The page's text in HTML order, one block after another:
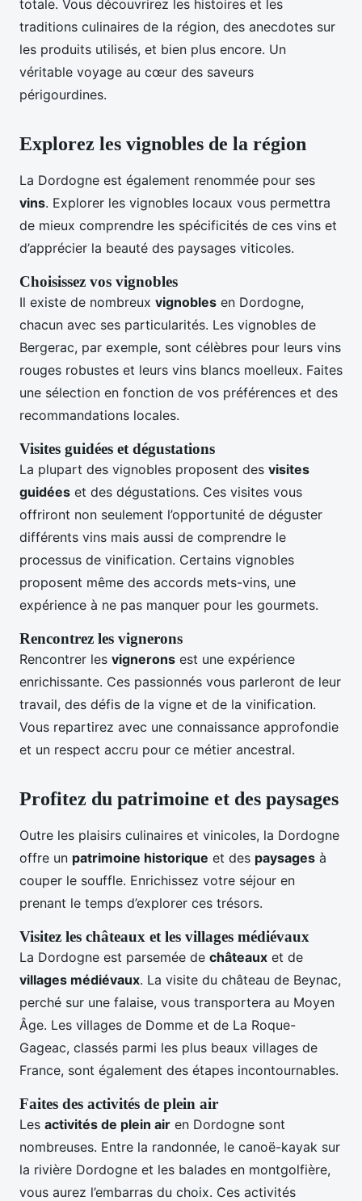
totale. Vous découvrirez les histoires et les
traditions culinaires de la région, des anecdotes sur
les produits utilisés, et bien plus encore. Un
véritable voyage au cœur des saveurs
périgourdines.
Explorez les vignobles de la région
La Dordogne est également renommée pour ses
vins. Explorer les vignobles locaux vous permettra
de mieux comprendre les spécificités de ces vins et
d’apprécier la beauté des paysages viticoles.
Choisissez vos vignobles
Il existe de nombreux vignobles en Dordogne,
chacun avec ses particularités. Les vignobles de
Bergerac, par exemple, sont célèbres pour leurs vins
rouges robustes et leurs vins blancs moelleux. Faites
une sélection en fonction de vos préférences et des
recommandations locales.
Visites guidées et dégustations
La plupart des vignobles proposent des visites
guidées et des dégustations. Ces visites vous
offriront non seulement l’opportunité de déguster
différents vins mais aussi de comprendre le
processus de vinification. Certains vignobles
proposent même des accords mets-vins, une
expérience à ne pas manquer pour les gourmets.
Rencontrez les vignerons
Rencontrer les vignerons est une expérience
enrichissante. Ces passionnés vous parleront de leur
travail, des défis de la vigne et de la vinification.
Vous repartirez avec une connaissance approfondie
et un respect accru pour ce métier ancestral.
Profitez du patrimoine et des paysages
Outre les plaisirs culinaires et vinicoles, la Dordogne
offre un patrimoine historique et des paysages à
couper le souffle. Enrichissez votre séjour en
prenant le temps d’explorer ces trésors.
Visitez les châteaux et les villages médiévaux
La Dordogne est parsemée de châteaux et de
villages médiévaux. La visite du château de Beynac,
perché sur une falaise, vous transportera au Moyen
Âge. Les villages de Domme et de La Roque-
Gageac, classés parmi les plus beaux villages de
France, sont également des étapes incontournables.
Faites des activités de plein air
Les activités de plein air en Dordogne sont
nombreuses. Entre la randonnée, le canoë-kayak sur
la rivière Dordogne et les balades en montgolfière,
vous aurez l’embarras du choix. Ces activités